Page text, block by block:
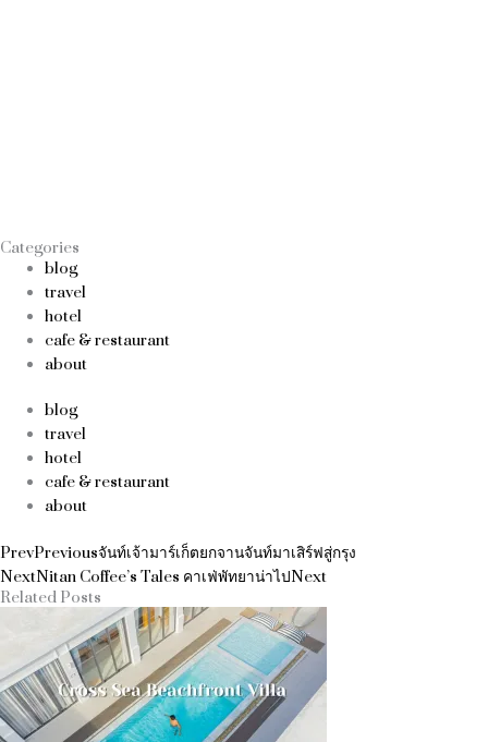
Categories
blog
travel
hotel
cafe & restaurant
about
blog
travel
hotel
cafe & restaurant
about
PrevPreviousจันท์เจ้ามาร์เก็ตยกจานจันท์มาเสิร์ฟสู่กรุง
NextNitan Coffee’s Tales คาเฟ่พัทยาน่าไปNext
Related Posts